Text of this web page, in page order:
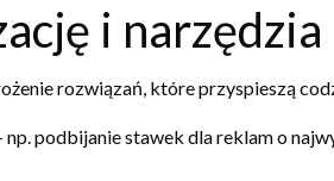
i narzędzia
rozwiązań, które przyspieszą
np. podbijanie stawek dla reklam o